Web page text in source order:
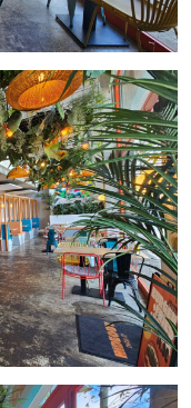
InmoOlaya está
de traspaso.